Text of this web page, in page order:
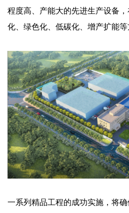
程度高、产能大的先进生产设备
化、绿色化、低碳化、增产扩能等
一系列精品工程的成功实施，将